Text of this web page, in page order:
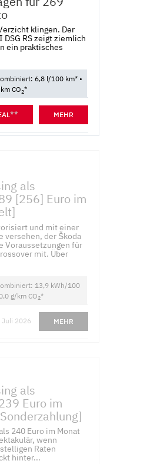
klingen. Der
DSG RS zeigt ziemlich
ein praktisches
6,8 l/100 km* •
CO2*
** MEHR
als
[256] Euro im
und mit einer
versehen, der Škoda
Voraussetzungen für
mit. Über
13,9 kWh/100
g/km CO2*
Juli 2026 MEHR
als
Euro im
240 Euro im Monat
wenn
Raten
hinter...